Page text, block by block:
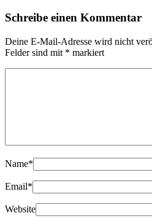
Schreibe einen Kommentar
Deine E-Mail-Adresse wird nicht
Felder sind mit * markiert
Name*
Email*
Website